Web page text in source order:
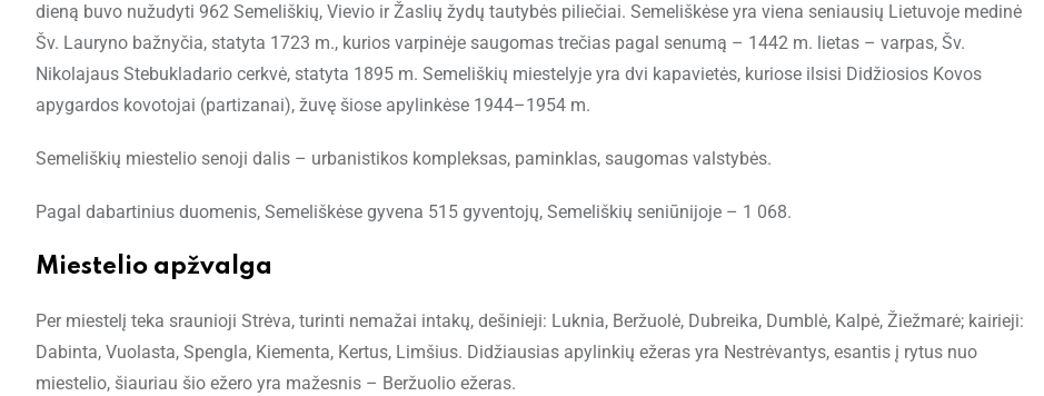
dieną buvo nužudyti 962 Semeliškių, Vievio ir Žaslių žydų tautybės piliečiai. Semeliškėse yra viena seniausių Lietuvoje medinė
Šv. Lauryno bažnyčia, statyta 1723 m., kurios varpinėje saugomas trečias pagal senumą – 1442 m. lietas – varpas, Šv.
Nikolajaus Stebukladario cerkvė, statyta 1895 m. Semeliškių miestelyje yra dvi kapavietės, kuriose ilsisi Didžiosios Kovos
apygardos kovotojai (partizanai), žuvę šiose apylinkėse 1944–1954 m.
Semeliškių miestelio senoji dalis – urbanistikos kompleksas, paminklas, saugomas valstybės.
Pagal dabartinius duomenis, Semeliškėse gyvena 515 gyventojų, Semeliškių seniūnijoje – 1 068.
Miestelio apžvalga
Per miestelį teka sraunioji Strėva, turinti nemažai intakų, dešinieji: Luknia, Beržuolė, Dubreika, Dumblė, Kalpė, Žiežmarė; kairieji:
Dabinta, Vuolasta, Spengla, Kiementa, Kertus, Limšius. Didžiausias apylinkių ežeras yra Nestrėvantys, esantis į rytus nuo
miestelio, šiauriau šio ežero yra mažesnis – Beržuolio ežeras.